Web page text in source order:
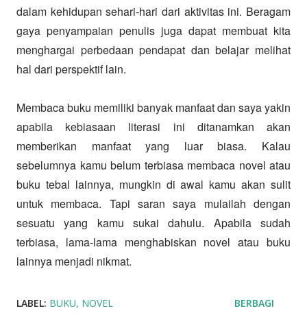
dalam kehidupan sehari-hari dari aktivitas ini. Beragam
gaya penyampaian penulis juga dapat membuat kita
menghargai perbedaan pendapat dan belajar melihat
hal dari perspektif lain.
Membaca buku memiliki banyak manfaat dan saya yakin
apabila kebiasaan literasi ini ditanamkan akan
memberikan manfaat yang luar biasa. Kalau
sebelumnya kamu belum terbiasa membaca novel atau
buku tebal lainnya, mungkin di awal kamu akan sulit
untuk membaca. Tapi saran saya mulailah dengan
sesuatu yang kamu sukai dahulu. Apabila sudah
terbiasa, lama-lama menghabiskan novel atau buku
lainnya menjadi nikmat.
LABEL: BUKU NOVEL BERBAGI